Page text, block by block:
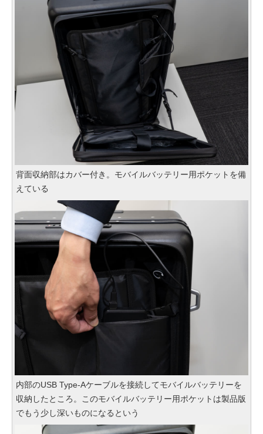
背面収納部はカバー付き。モバイルバッテリー用ポケットを備
えている
内部のUSB Type-Aケーブルを接続してモバイルバッテリーを
収納したところ。このモバイルバッテリー用ポケットは製品版
でもう少し深いものになるという